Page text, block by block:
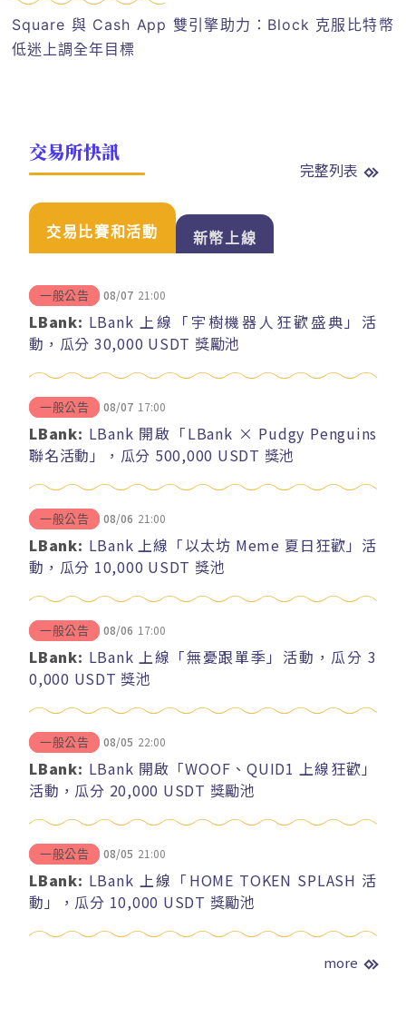
Square 與 Cash App 雙引擎助力：Block 克服比特幣
低迷上調全年目標
交易所快訊
完整列表
交易比賽和活動 新幣上線
一般公告 08/07 21:00
LBank: LBank 上線「宇樹機器人狂歡盛典」活
動，瓜分 30,000 USDT 獎勵池
一般公告 08/07 17:00
LBank: LBank 開啟「LBank × Pudgy Penguins
聯名活動」，瓜分 500,000 USDT 獎池
一般公告 08/06 21:00
LBank: LBank 上線「以太坊 Meme 夏日狂歡」活
動，瓜分 10,000 USDT 獎池
一般公告 08/06 17:00
LBank: LBank 上線「無憂跟單季」活動，瓜分 3
0,000 USDT 獎池
一般公告 08/05 22:00
LBank: LBank 開啟「WOOF、QUID1 上線狂歡」
活動，瓜分 20,000 USDT 獎勵池
一般公告 08/05 21:00
LBank: LBank 上線「HOME TOKEN SPLASH 活
動」，瓜分 10,000 USDT 獎勵池
more